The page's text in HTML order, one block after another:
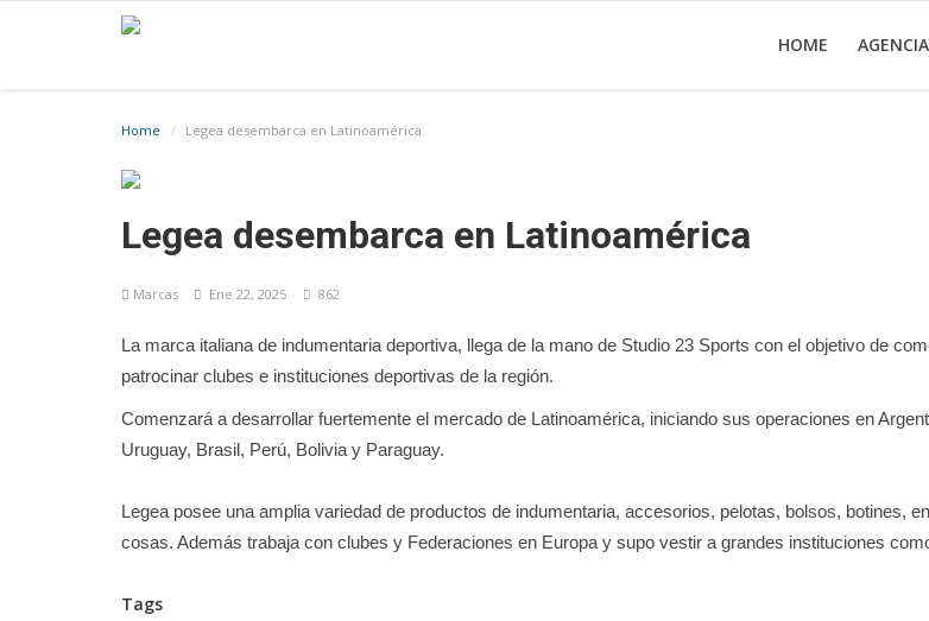
HOME AGENCIA
Home Legea desembarca en Latinoamérica
Legea desembarca en Latinoamérica
Marcas Ene 22, 2025 862
La marca italiana de indumentaria deportiva, llega de la mano de Studio 23 Sports con el objetivo de
patrocinar clubes e instituciones deportivas de la región.
Comenzará a desarrollar fuertemente el mercado de Latinoamérica, iniciando sus operaciones en
Uruguay, Brasil, Perú, Bolivia y Paraguay.
Legea posee una amplia variedad de productos de indumentaria, accesorios, pelotas, bolsos, botines,
cosas. Además trabaja con clubes y Federaciones en Europa y supo vestir a grandes instituciones
Tags